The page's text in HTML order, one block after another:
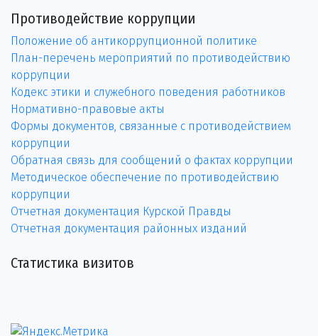
Противодействие коррупции
Положение об антикоррупционной политике
План-перечень мероприятий по противодействию
коррупции
Кодекс этики и служебного поведения работников
Нормативно-правовые акты
Формы документов, связанные с противодействием
коррупции
Обратная связь для сообщений о фактах коррупции
Методическое обеспечение по противодействию
коррупции
Отчетная документация Курской Правды
Отчетная документация районных изданий
Статистика визитов